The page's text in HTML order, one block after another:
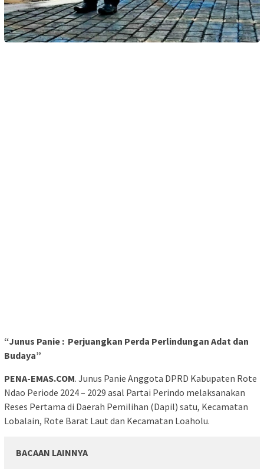
“Junus Panie : Perjuangkan Perda Perlindungan Adat dan
Budaya”
PENA-EMAS.COM. Junus Panie Anggota DPRD Kabupaten Rote
Ndao Periode 2024 – 2029 asal Partai Perindo melaksanakan
Reses Pertama di Daerah Pemilihan (Dapil) satu, Kecamatan
Lobalain, Rote Barat Laut dan Kecamatan Loaholu.
BACAAN LAINNYA